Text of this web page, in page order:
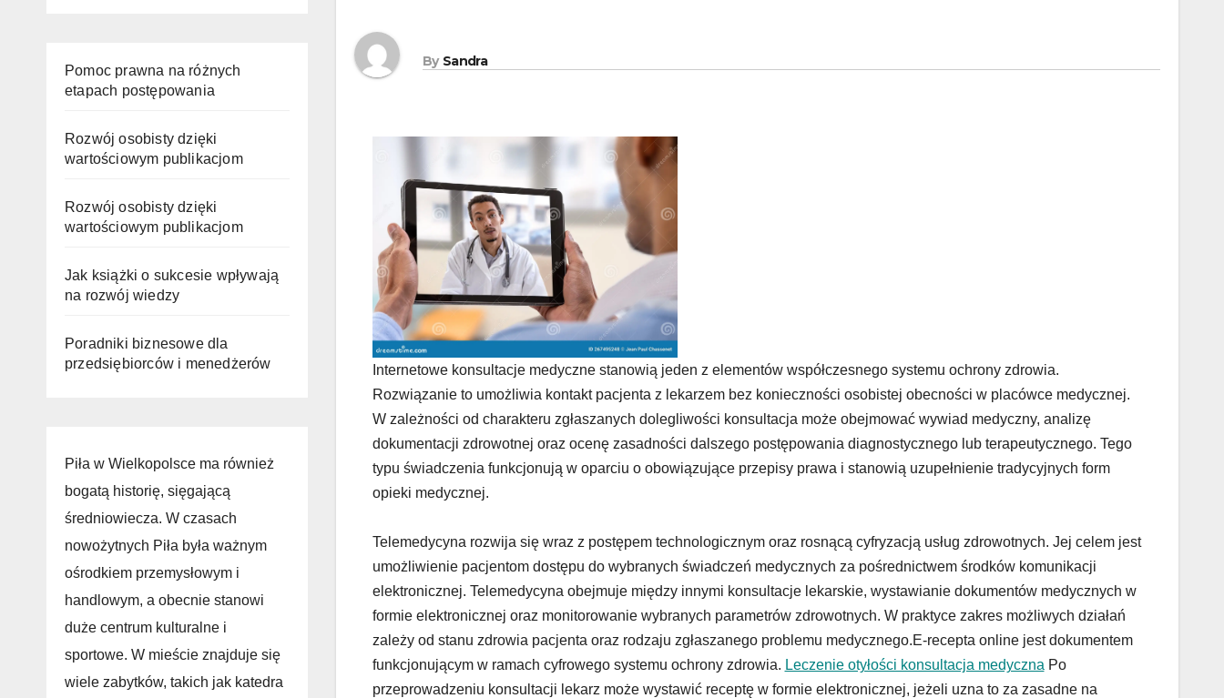
Pomoc prawna na różnych
etapach postępowania
Rozwój osobisty dzięki
wartościowym publikacjom
Rozwój osobisty dzięki
wartościowym publikacjom
Jak książki o sukcesie wpływają
na rozwój wiedzy
Poradniki biznesowe dla
przedsiębiorców i menedżerów
Piła w Wielkopolsce ma również
bogatą historię, sięgającą
średniowiecza. W czasach
nowożytnych Piła była ważnym
ośrodkiem przemysłowym i
handlowym, a obecnie stanowi
duże centrum kulturalne i
sportowe. W mieście znajduje się
wiele zabytków, takich jak katedra
By Sandra
Internetowe konsultacje medyczne stanowią jeden z elementów współczesnego systemu ochrony zdrowia.
Rozwiązanie to umożliwia kontakt pacjenta z lekarzem bez konieczności osobistej obecności w placówce medycznej.
W zależności od charakteru zgłaszanych dolegliwości konsultacja może obejmować wywiad medyczny, analizę
dokumentacji zdrowotnej oraz ocenę zasadności dalszego postępowania diagnostycznego lub terapeutycznego. Tego
typu świadczenia funkcjonują w oparciu o obowiązujące przepisy prawa i stanowią uzupełnienie tradycyjnych form
opieki medycznej.
Telemedycyna rozwija się wraz z postępem technologicznym oraz rosnącą cyfryzacją usług zdrowotnych. Jej celem jest
umożliwienie pacjentom dostępu do wybranych świadczeń medycznych za pośrednictwem środków komunikacji
elektronicznej. Telemedycyna obejmuje między innymi konsultacje lekarskie, wystawianie dokumentów medycznych w
formie elektronicznej oraz monitorowanie wybranych parametrów zdrowotnych. W praktyce zakres możliwych działań
zależy od stanu zdrowia pacjenta oraz rodzaju zgłaszanego problemu medycznego.E-recepta online jest dokumentem
funkcjonującym w ramach cyfrowego systemu ochrony zdrowia. Leczenie otyłości konsultacja medyczna Po
przeprowadzeniu konsultacji lekarz może wystawić receptę w formie elektronicznej, jeżeli uzna to za zasadne na